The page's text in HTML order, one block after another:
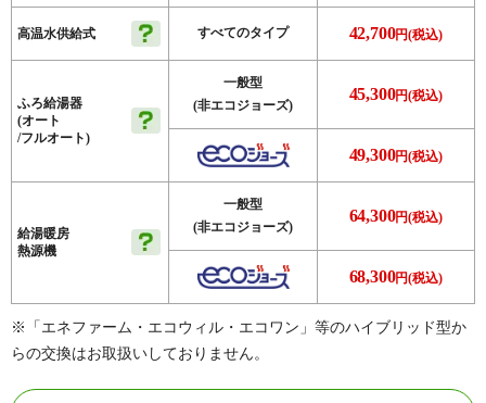
高温水供給式 すべてのタイプ 42,700円(税込)
ふろ給湯器
(オート
/フルオート)
一般型
(非エコジョーズ)
45,300円(税込)
49,300円(税込)
給湯暖房
熱源機
一般型
(非エコジョーズ)
64,300円(税込)
68,300円(税込)
※「エネファーム・エコウィル・エコワン」等のハイブリッド型か
らの交換はお取扱いしておりません。